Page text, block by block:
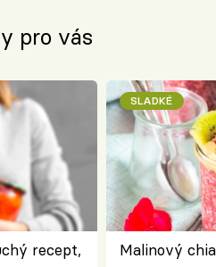
pro vás
recept,
SLADKÉ
Malinový